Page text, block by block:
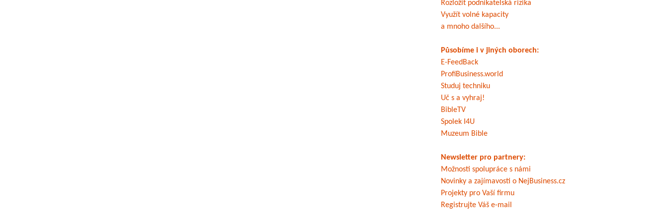
Rozložit podnikatelská rizika
Využít volné kapacity
a mnoho dalšího...
Působíme i v jiných oborech:
E-FeedBack
ProfiBusiness.world
Studuj techniku
Uč s a vyhraj!
BibleTV
Spolek I4U
Muzeum Bible
Newsletter pro partnery:
Možnosti spolupráce s námi
Novinky a zajímavosti o NejBusiness.cz
Projekty pro Vaší firmu
Registrujte Váš e-mail